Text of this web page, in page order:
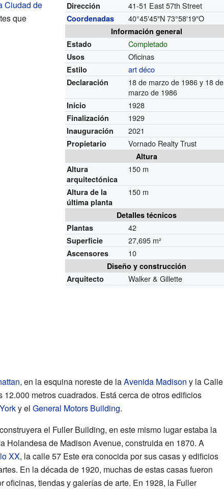
Dirección 41-51 East 57th Street
Coordenadas 40°45′45″N 73°58′19″O
Información general
Estado
Completado
Usos Oficinas
Estilo art déco
Declaración
18 de marzo de 1986 y 18 de
marzo de 1986
Inicio 1928
Finalización 1929
Inauguración 2021
Propietario Vornado Realty Trust
Altura
Altura
arquitectónica
150 m
Altura de la
última planta
150 m
Detalles técnicos
Plantas
42
Superficie 27,695 m²
Ascensores 10
Diseño y construcción
Arquitecto
Walker & Gillette
Ciudad de
que
, en la esquina noreste de laAvenida Madison y la Calle
metros cuadrados. Está cerca de otros edificios
y el General Motors Building.
el Fuller Building, en este mismo lugar estaba la
Holandesa de Madison Avenue, construida en 1870. A
XX, la calle 57 Este era conocida por sus casas y edificios
En la década de 1920, muchas de estas casas fueron
oficinas, tiendas y galerías de arte. En 1928, la Fuller